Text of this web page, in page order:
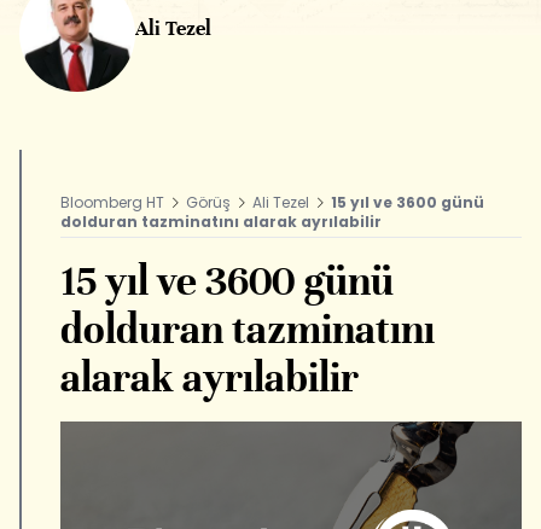
Ali Tezel
Bloomberg HT Görüş Ali Tezel
15 yıl ve 3600 günü
dolduran tazminatını alarak ayrılabilir
15 yıl ve 3600 günü
dolduran tazminatını
alarak ayrılabilir